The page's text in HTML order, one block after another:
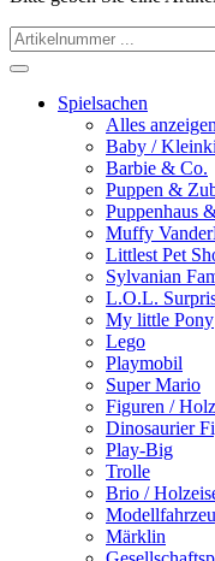
Spielsachen
Alles
Baby /
Barbie & Co.
Puppen &
Puppenhaus
Muffy
Littlest Pet
Sylvanian
L.O.L.
My little Pony
Lego
Playmobil
Super Mario
Figuren /
Dinosaurier
Play-Big
Trolle
Brio /
Märklin